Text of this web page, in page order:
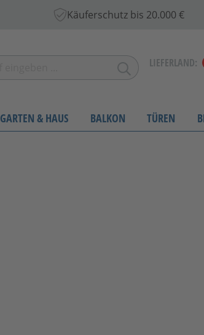
Käuferschutz bis 20.000 €
LIEFERLAND:
GARTEN & HAUS BALKON TÜREN